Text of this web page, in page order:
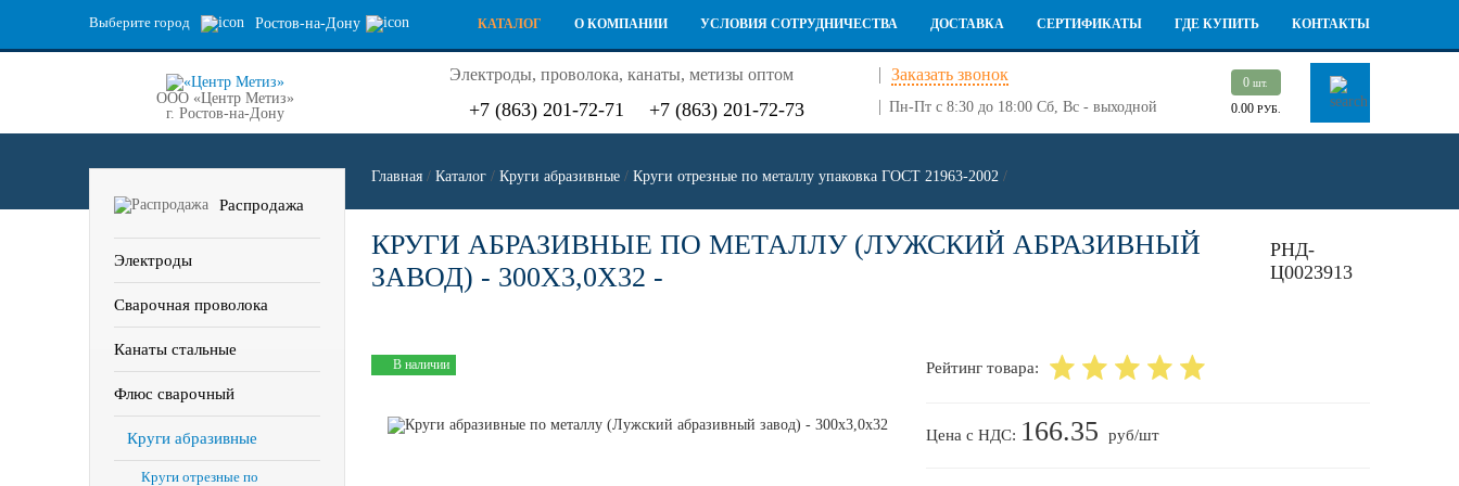
Выберите город Ростов-на-Дону КАТАЛОГ О КОМПАНИИ УСЛОВИЯ СОТРУДНИЧЕСТВА ДОСТАВКА СЕРТИФИКАТЫ ГДЕ КУПИТЬ КОНТАКТЫ
ООО «Центр Метиз»
г. Ростов-на-Дону
Электроды, проволока, канаты, метизы оптом Заказать звонок
+7 (863) 201-72-71 +7 (863) 201-72-73 Пн-Пт с 8:30 до 18:00 Сб, Вс - выходной
0шт.
0.00 РУБ.
Распродажа
Электроды
Сварочная проволока
Канаты стальные
Флюс сварочный
Круги абразивные
Круги отрезные по
Главная / Каталог / Круги абразивные / Круги отрезные по металлу упаковка ГОСТ 21963-2002 /
КРУГИ АБРАЗИВНЫЕ ПО МЕТАЛЛУ (ЛУЖСКИЙ АБРАЗИВНЫЙ
ЗАВОД) - 300Х3,0Х32 -
РНД-
Ц0023913
В наличии Рейтинг товара:
Цена с НДС: 166.35 руб/шт